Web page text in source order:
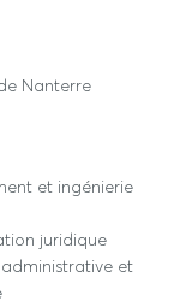
Nanterre
et ingénierie
juridique
et